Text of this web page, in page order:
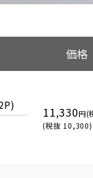
価格
11,330円(
(税抜 10,300)